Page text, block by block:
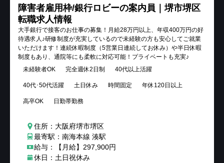
障害者雇用枠/銀行ロビーの案内員｜堺市堺区
転職求人情報
大手銀行で接客のお仕事の募集！月給28万円以上、年収400万円の好
待遇求人♪研修制度が充実しているので未経験の方も安心してご就業
いただけます！連続休暇制度（5営業日連続してお休み）や半日休暇
制度もあり、通院等にも柔軟に対応可能！プライベートも充実♪
未経験者OK
完全週休2日制 40代以上活躍
40代･50代活躍 土日休み 時間固定 年休120日以上
高卒OK 日勤帯勤務
住所：大阪府堺市堺区
最寄駅：南海本線 湊駅
給与：【月給】297,900円
休日：土日祝休み